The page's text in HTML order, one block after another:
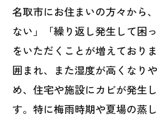
名取市にお住まいの方々から
ない」「繰り返し発生して困
をいただくことが増えており
囲まれ、また湿度が高くなり
め、住宅や施設にカビが発生
す。特に梅雨時期や夏場の蒸